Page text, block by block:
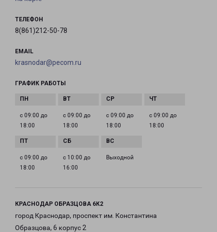
ТЕЛЕФОН
8(861)212-50-78
EMAIL
krasnodar@pecom.ru
ГРАФИК РАБОТЫ
с 09:00 до
18:00
с 09:00 до
18:00
с 09:00 до
18:00
с 09:00 до
18:00
с 09:00 до
18:00
с 10:00 до
16:00
Выходной
КРАСНОДАР ОБРАЗЦОВА 6К2
город Краснодар, проспект им. Константина
Образцова, 6 корпус 2